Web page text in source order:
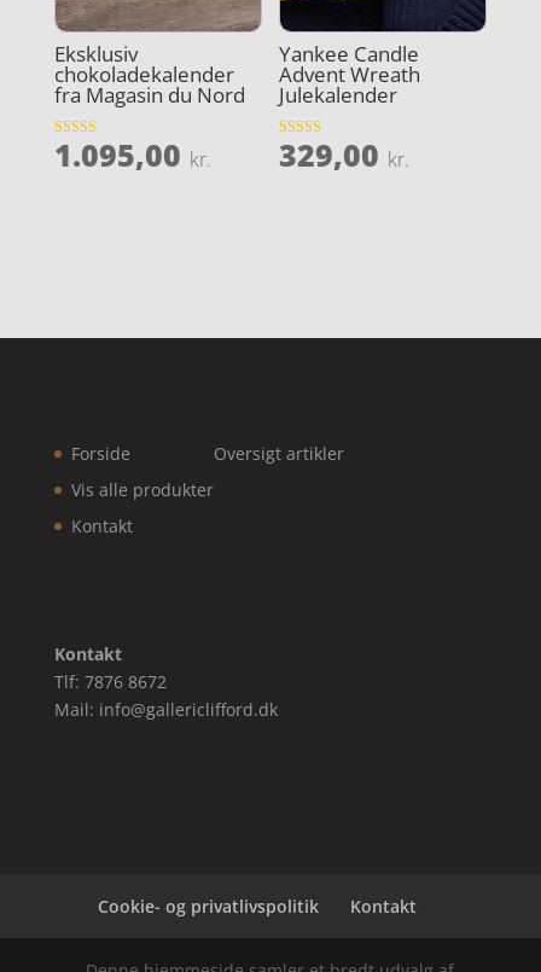
Eksklusiv
chokoladekalender
fra Magasin du Nord
Vurderet
4.6
1.095,00 kr.
Yankee Candle
Advent Wreath
Julekalender
Vurderet
5
329,00 kr.
Forside
Vis alle produkter
Kontakt
Oversigt artikler
Kontakt
Tlf: 7876 8672
Mail: info@gallericlifford.dk
Cookie- og privatlivspolitik Kontakt